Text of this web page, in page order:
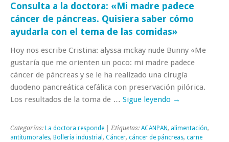
Consulta a la doctora: «Mi madre padece
cáncer de páncreas. Quisiera saber cómo
ayudarla con el tema de las comidas»
Hoy nos escribe Cristina: alyssa mckay nude Bunny «Me
gustaría que me orienten un poco: mi madre padece
cáncer de páncreas y se le ha realizado una cirugía
duodeno pancreática cefálica con preservación pilórica.
Los resultados de la toma de … Sigue leyendo →
Categorías: La doctora responde | Etiquetas: ACANPAN, alimentación,
antitumorales, Bollería industrial , Cáncer, cáncer de páncreas, carne